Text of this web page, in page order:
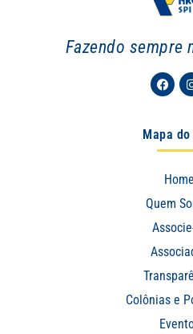
Fazendo sempre
Mapa
Home
Quem
Colônias e